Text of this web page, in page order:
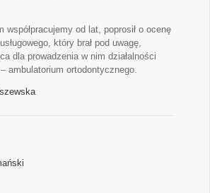
współpracujemy od lat, poprosił o ocenę
który brał pod uwagę,
dla prowadzenia w nim działalności
ambulatorium ortodontycznego.